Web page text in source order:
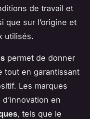
de travail et
que sur l’origine et
utilisés.
permet de donner
tout en garantissant
Les marques
en
, tels que le